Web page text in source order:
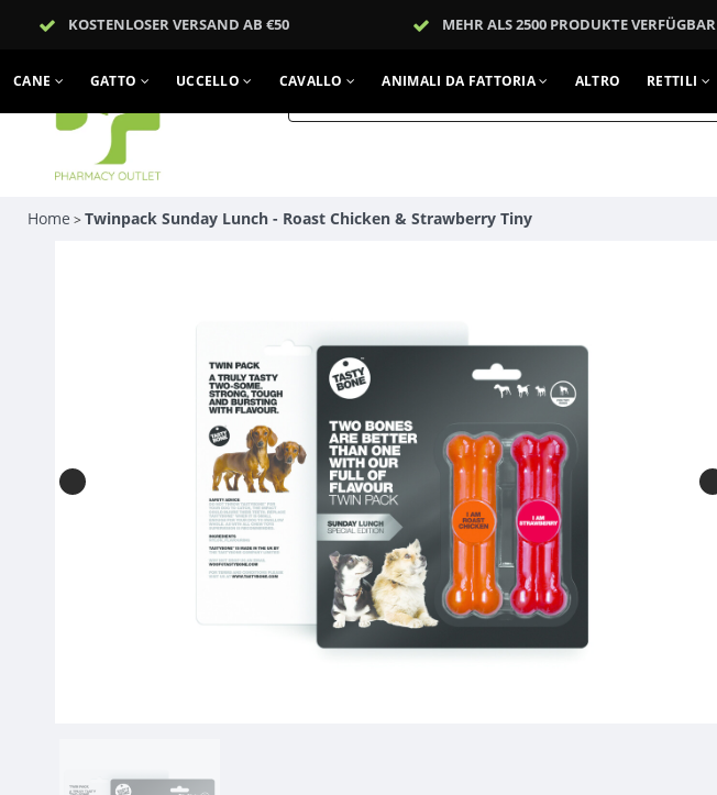
KOSTENLOSER VERSAND AB €50 MEHR ALS 2500 PRODUKTE VERFÜGBAR
CANE GATTO UCCELLO CAVALLO ANIMALI DA FATTORIA ALTRO RETTILI
Home >Twinpack Sunday Lunch - Roast Chicken & Strawberry Tiny